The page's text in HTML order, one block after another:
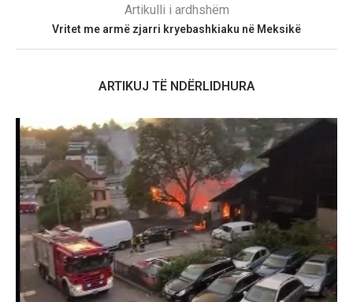
Artikulli i ardhshëm
Vritet me armë zjarri kryebashkiaku në Meksikë
ARTIKUJ TË NDËRLIDHURA